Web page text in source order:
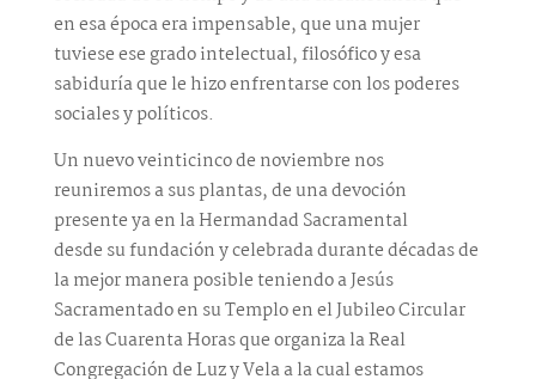
en esa época era impensable, que una mujer
tuviese ese grado intelectual, filosófico y esa
sabiduría que le hizo enfrentarse con los poderes
sociales y políticos.
Un nuevo veinticinco de noviembre nos
reuniremos a sus plantas, de una devoción
presente ya en la Hermandad Sacramental
desde su fundación y celebrada durante décadas de
la mejor manera posible teniendo a Jesús
Sacramentado en su Templo en el Jubileo Circular
de las Cuarenta Horas que organiza la Real
Congregación de Luz y Vela a la cual estamos